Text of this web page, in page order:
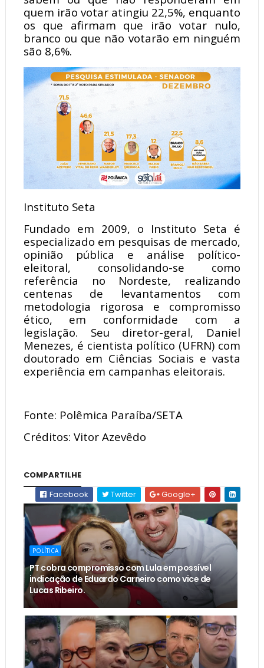
quem irão votar atingiu 22,5%, enquanto
os que afirmam que irão votar nulo,
branco ou que não votarão em ninguém
são 8,6%.
Instituto Seta
Fundado em 2009, o Instituto Seta é
especializado em pesquisas de mercado,
opinião pública e análise político-
eleitoral, consolidando-se como
referência no Nordeste, realizando
centenas de levantamentos com
metodologia rigorosa e compromisso
ético, em conformidade com a
legislação. Seu diretor-geral, Daniel
Menezes, é cientista político (UFRN) com
doutorado em Ciências Sociais e vasta
experiência em campanhas eleitorais.
Fonte: Polêmica Paraíba/SETA
Créditos: Vitor Azevêdo
COMPARTILHE
Facebook
Twitter Google+
POLÍTICA
PT cobra compromisso com Lula em possível
indicação de Eduardo Carneiro como vice de
Lucas Ribeiro.